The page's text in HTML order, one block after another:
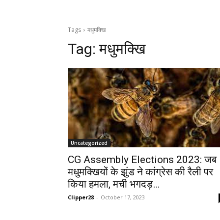
Tags मधुमक्खि
Tag:मधुमक्खि
Uncategorized
CG Assembly Elections 2023: जब
मधुमक्खियों के झुंड ने कांग्रेस की रैली पर
किया हमला, मची भगदड़…
Clipper28 - October 17, 2023